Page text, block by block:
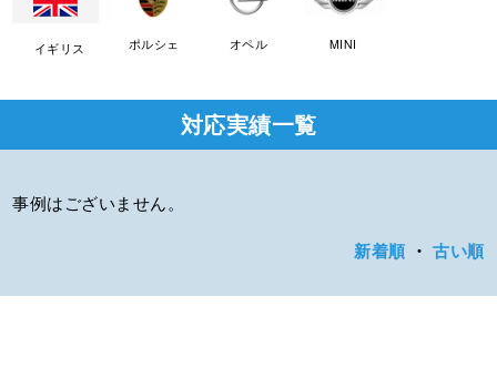
イギリス ポルシェ オペル MINI
対応実績一覧
事例はございません。
新着順 ・古い順